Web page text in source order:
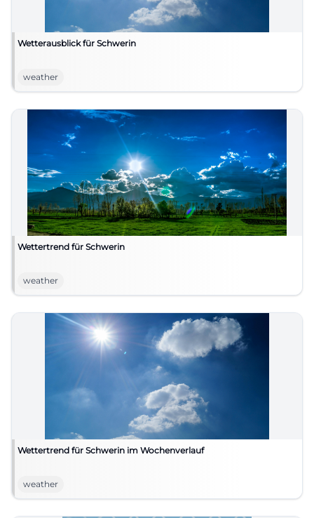
Wetterausblick für Schwerin
weather
Wettertrend für Schwerin
weather
Wettertrend für Schwerin im Wochenverlauf
weather